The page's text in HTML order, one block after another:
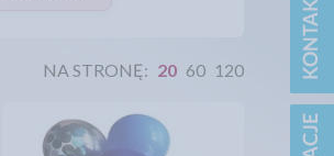
NA STRONĘ: 20 60 120